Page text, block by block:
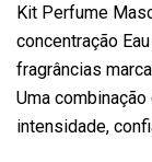
Kit Perfume
concentração
fragrâncias
Uma
intensidade,